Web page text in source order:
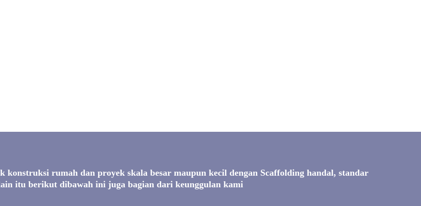
konstruksi rumah dan proyek skala besar maupun kecil dengan Scaffolding handal, standar
itu berikut dibawah ini juga bagian dari keunggulan kami